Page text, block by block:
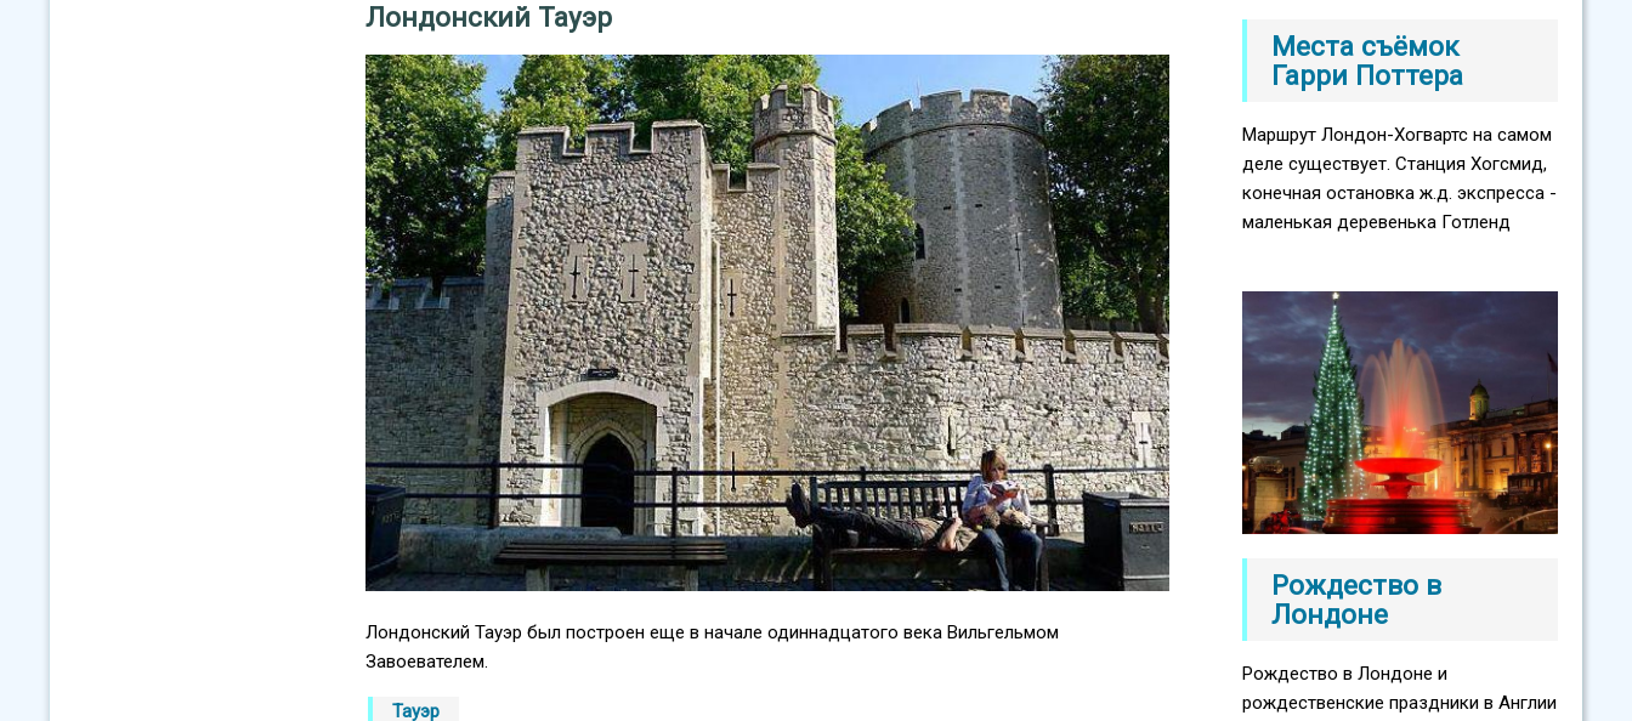
Лондонский Тауэр
Лондонский Тауэр был построен еще в начале одиннадцатого века Вильгельмом
Завоевателем.
Тауэр
Места съёмок
Гарри Поттера
Маршрут Лондон-Хогвартс на самом
деле существует. Станция Хогсмид,
конечная остановка ж.д. экспресса -
маленькая деревенька Готленд
Рождество в
Лондоне
Рождество в Лондоне и
рождественские праздники в Англии